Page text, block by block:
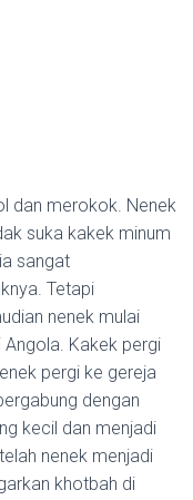
dan merokok. Nenek
suka kakek minum
sangat
Tetapi
nenek mulai
Kakek pergi
pergi ke gereja
dengan
kecil dan menjadi
nenek menjadi
khotbah di